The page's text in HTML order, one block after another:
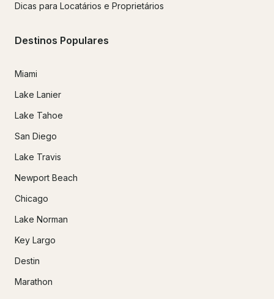
Dicas para Locatários e Proprietários
Destinos Populares
Miami
Lake Lanier
Lake Tahoe
San Diego
Lake Travis
Newport Beach
Chicago
Lake Norman
Key Largo
Destin
Marathon